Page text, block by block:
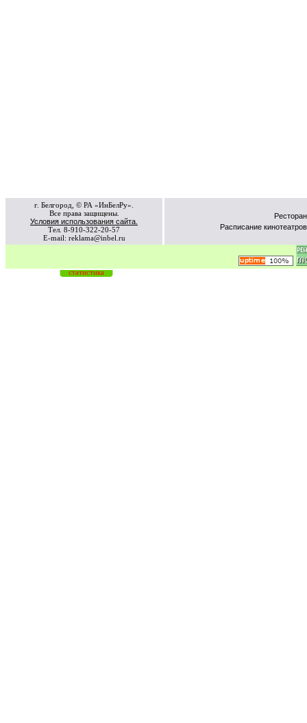
г. Белгород, © РА «ИнБелРу».
Все права защищены.
Условия использования сайта.
Тел. 8-910-322-20-57
E-mail: reklama@inbel.ru
Расписание кинотеатров
статистика